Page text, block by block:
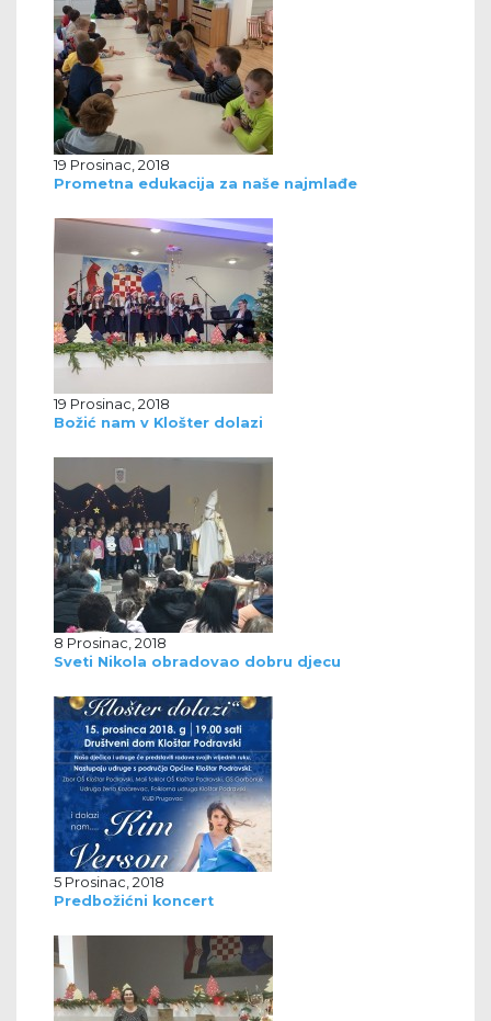
19 Prosinac, 2018
Prometna edukacija za naše najmlađe
19 Prosinac, 2018
Božić nam v Klošter dolazi
8 Prosinac, 2018
Sveti Nikola obradovao dobru djecu
5 Prosinac, 2018
Predbožićni koncert